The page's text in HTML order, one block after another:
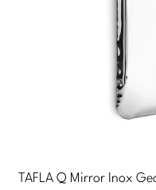
TAFLA Q Mirror Inox